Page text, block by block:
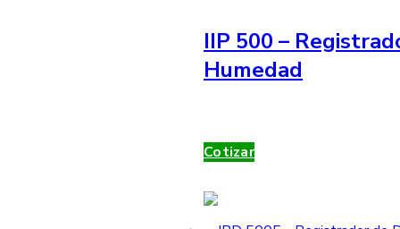
IIP 500 –
Humedad
Cotizar